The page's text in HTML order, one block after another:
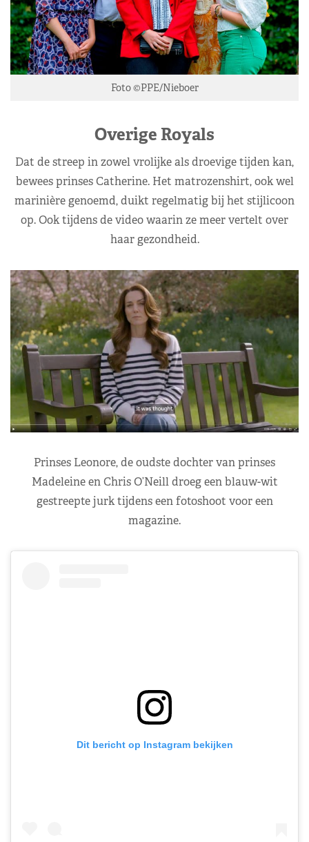
Foto ©PPE/Nieboer
Overige Royals
Dat de streep in zowel vrolijke als droevige tijden kan,
bewees prinses Catherine. Het matrozenshirt, ook wel
marinière genoemd, duikt regelmatig bij het stijlicoon
op. Ook tijdens de video waarin ze meer vertelt over
haar gezondheid.
Prinses Leonore, de oudste dochter van prinses
Madeleine en Chris O’Neill droeg een blauw-wit
gestreepte jurk tijdens een fotoshoot voor een
magazine.
Dit bericht op Instagram bekijken